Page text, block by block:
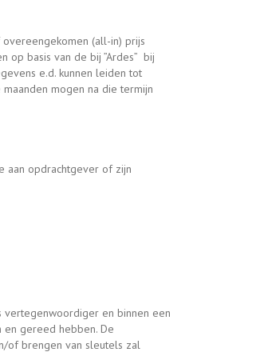
(all-in) prijs
op basis van de bij ”Ardes” bij
e.d. kunnen leiden tot
mogen na die termijn
aan opdrachtgever of zijn
vertegenwoordiger en binnen een
gereed hebben. De
of brengen van sleutels zal